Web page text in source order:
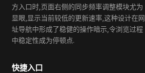
方入口时,页面右侧的同步频率调整模块尤为
显眼,显示当前较低的更新速率,这种设计在网
址导航中形成了稳健的操作暗示,令浏览过程
中稳定性成为停顿点.
快捷入口